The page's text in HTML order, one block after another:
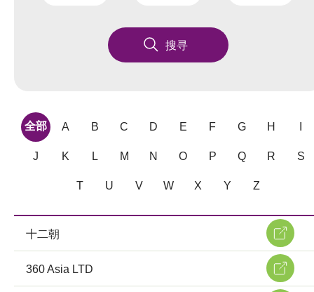
搜寻
全部 A B C D E F G H
J K L M N O P Q R S
T U V W X Y Z
十二朝
360 Asia LTD